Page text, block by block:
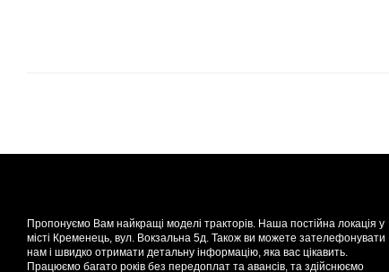
Пропонуємо Вам найкращі моделі тракторів. Наша постійна локація у
місті Кременець, вул. Вокзальна 5д. Також ви можете зателефонувати
нам і швидко отримати детальну інформацію, яка вас цікавить.
Працюємо багато років без передоплат та авансів, та здійснюємо